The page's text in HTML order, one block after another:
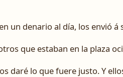
un denario al día, los envió á
que estaban en la plaza
daré lo que fuere justo. Y